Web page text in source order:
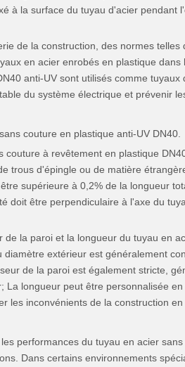
à la surface du tuyau d'acier
de la construction, des normes
en acier enrobés en plastique
anti-UV sont utilisés comme
du système électrique et prévenir
couture en plastique anti-UV DN40.
à revêtement en plastique
trous d'épingle ou de matière
supérieure à 0,2% de la longueur
doit être perpendiculaire à l'axe du
la paroi et la longueur du tuyau en
extérieur est généralement
de la paroi est également stricte,
longueur peut être personnalisée
inconvénients de la construction
performances du tuyau en acier
Dans certains environnements